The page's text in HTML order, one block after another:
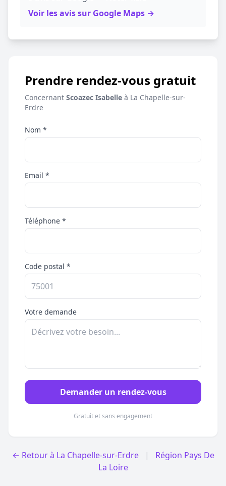
Voir les avis sur Google Maps →
Prendre rendez-vous gratuit
Concernant Scoazec Isabelle à La Chapelle-sur-
Erdre
Nom *
Email *
Téléphone *
Code postal *
Votre demande
Demander un rendez-vous
Gratuit et sans engagement
← Retour à La Chapelle-sur-Erdre |
Région Pays De
La Loire